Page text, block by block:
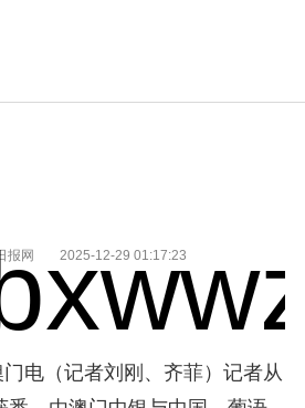
报网 2025-12-29 01:17:23
（记者刘刚、齐菲）记者从